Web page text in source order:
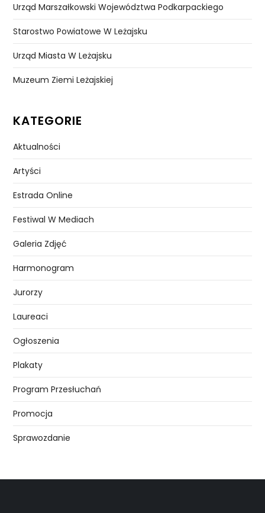
Urząd Marszałkowski Województwa Podkarpackiego
Starostwo Powiatowe W Leżajsku
Urząd Miasta W Leżajsku
Muzeum Ziemi Leżajskiej
KATEGORIE
Aktualności
Artyści
Estrada Online
Festiwal W Mediach
Galeria Zdjęć
Harmonogram
Jurorzy
Laureaci
Ogłoszenia
Plakaty
Program Przesłuchań
Promocja
Sprawozdanie